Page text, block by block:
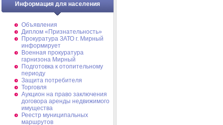
Информация для населения
Объявления
Диплом «Признательность»
Прокуратура ЗАТО г. Мирный
информирует
Военная прокуратура
гарнизона Мирный
Подготовка к отопительному
периоду
Защита потребителя
Торговля
Аукцион на право заключения
договора аренды недвижимого
имущества
Реестр муниципальных
маршрутов